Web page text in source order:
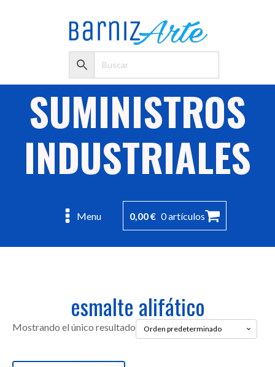
SUMINISTROS
INDUSTRIALES
Menu 0,00€ 0 artículos
esmalte alifático
Mostrando el único resultado